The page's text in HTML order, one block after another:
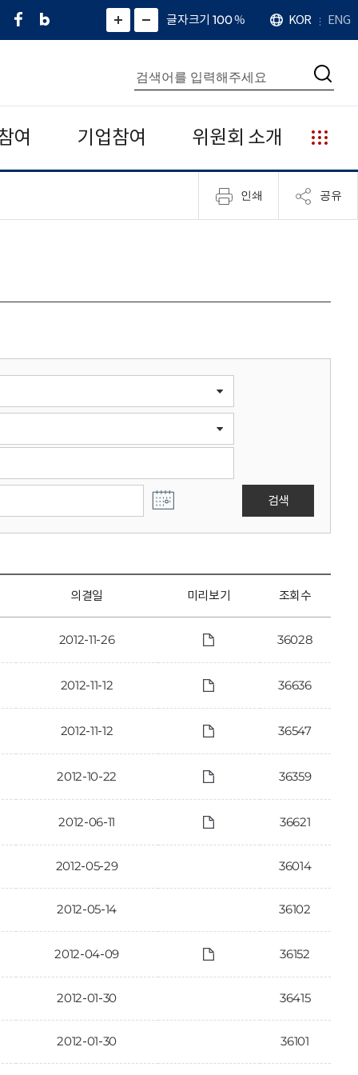
페
네
그
)
화
면
면
소
확
대
치
글자크기 100%
언
어
KOR ENG
통
합
검
색
검
여 기업참여 위원회 소개
누
리
집
안
인쇄 공유
검색
의결일 미리보기 조회수
2012-11-26 36028
2012-11-12 36636
2012-11-12 36547
2012-10-22 36359
2012-06-11 36621
2012-05-29 36014
2012-05-14 36102
2012-04-09 36152
2012-01-30 36415
2012-01-30 36101